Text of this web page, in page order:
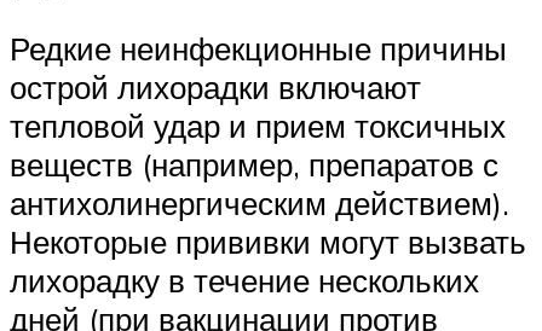
Редкие неинфекционные причины
острой лихорадки включают
тепловой удар и прием токсичных
веществ (например, препаратов с
антихолинергическим действием).
Некоторые прививки могут вызвать
лихорадку в течение нескольких
дней (при вакцинации против